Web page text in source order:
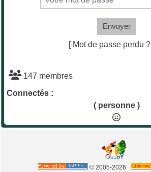
Envoyer
[ Mot de passe perdu ?
147 membres
Connectés :
( personne )
© 2005-2026